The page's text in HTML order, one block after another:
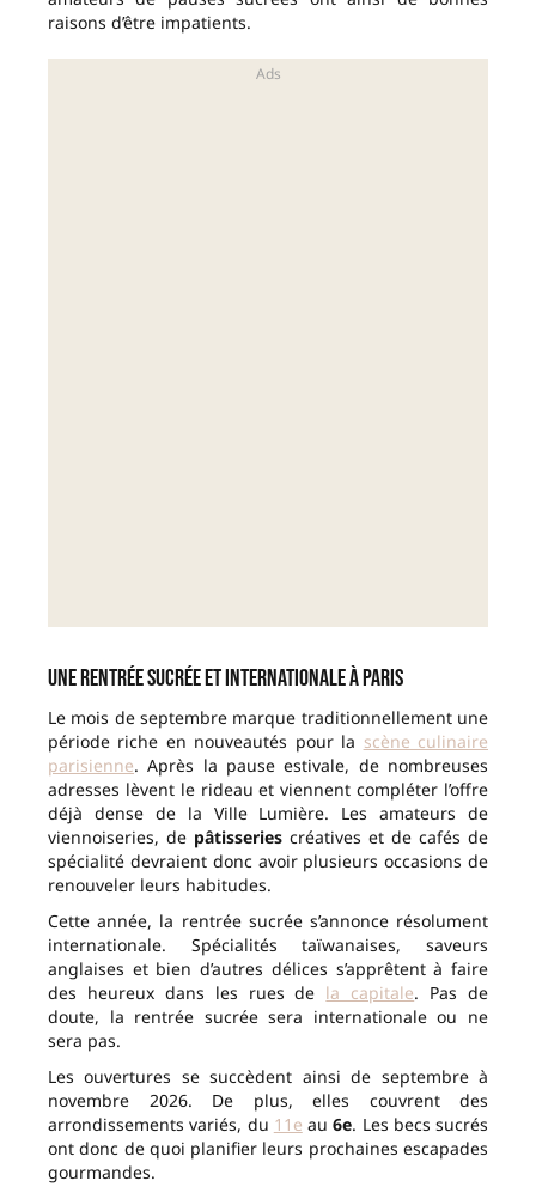
raisons d’être impatients.
Une rentrée sucrée et internationale à Paris
Le mois de septembre marque traditionnellement une
période riche en nouveautés pour la scène culinaire
parisienne. Après la pause estivale, de nombreuses
adresses lèvent le rideau et viennent compléter l’offre
déjà dense de la Ville Lumière. Les amateurs de
viennoiseries, de pâtisseries créatives et de cafés de
spécialité devraient donc avoir plusieurs occasions de
renouveler leurs habitudes.
Cette année, la rentrée sucrée s’annonce résolument
internationale. Spécialités taïwanaises, saveurs
anglaises et bien d’autres délices s’apprêtent à faire
des heureux dans les rues de la capitale. Pas de
doute, la rentrée sucrée sera internationale ou ne
sera pas.
Les ouvertures se succèdent ainsi de septembre à
novembre 2026. De plus, elles couvrent des
arrondissements variés, du 11e au6e. Les becs sucrés
ont donc de quoi planifier leurs prochaines escapades
gourmandes.